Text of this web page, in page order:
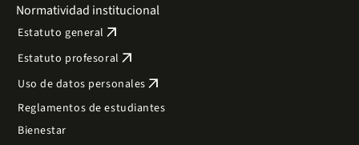
Normatividad institucional
Estatuto general arrow_outward
Estatuto profesoral arrow_outward
Uso de datos personales arrow_outward
Reglamentos de estudiantes
Bienestar